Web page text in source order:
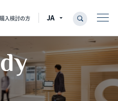
購入検討の方